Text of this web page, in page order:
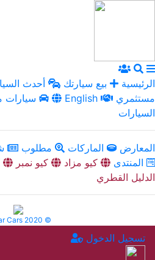
الرئيسية بيع سيارتك أحدث
سيارات
English
السيارات
المعارض الماركات مطلوب
المنتدى
كيو مزاد كيو نمبر
الدليل القطري
Cars 2020 ©
تسجيل الدخول